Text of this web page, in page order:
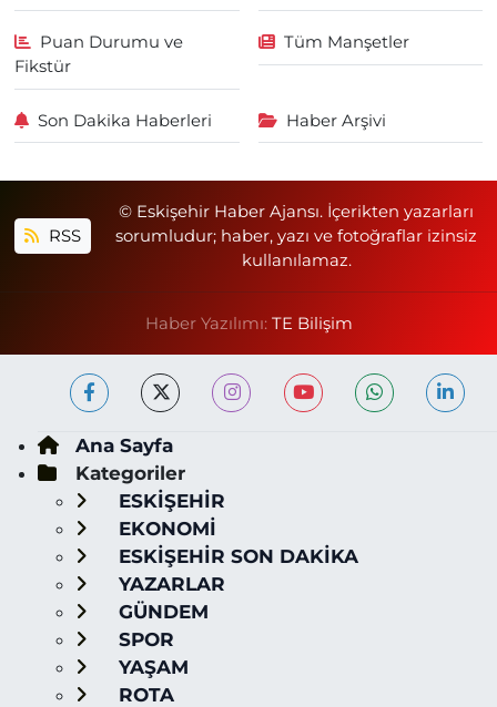
Puan Durumu ve
Fikstür
Tüm Manşetler
Son Dakika Haberleri Haber Arşivi
RSS
© Eskişehir Haber Ajansı. İçerikten yazarları
sorumludur; haber, yazı ve fotoğraflar izinsiz
kullanılamaz.
Haber Yazılımı: TE Bilişim
Ana Sayfa
Kategoriler
ESKİŞEHİR
EKONOMİ
ESKİŞEHİR SON DAKİKA
YAZARLAR
GÜNDEM
SPOR
YAŞAM
ROTA